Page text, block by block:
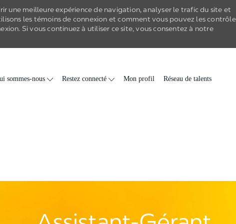
une meilleure expérience de navigation, analyser le trafic du site et
les témoins de connexion et comment vous pouvez les
. Si vous continuez à utiliser ce site, vous consentez à notre
sommes-nous Restez connecté Mon profil Réseau de talents